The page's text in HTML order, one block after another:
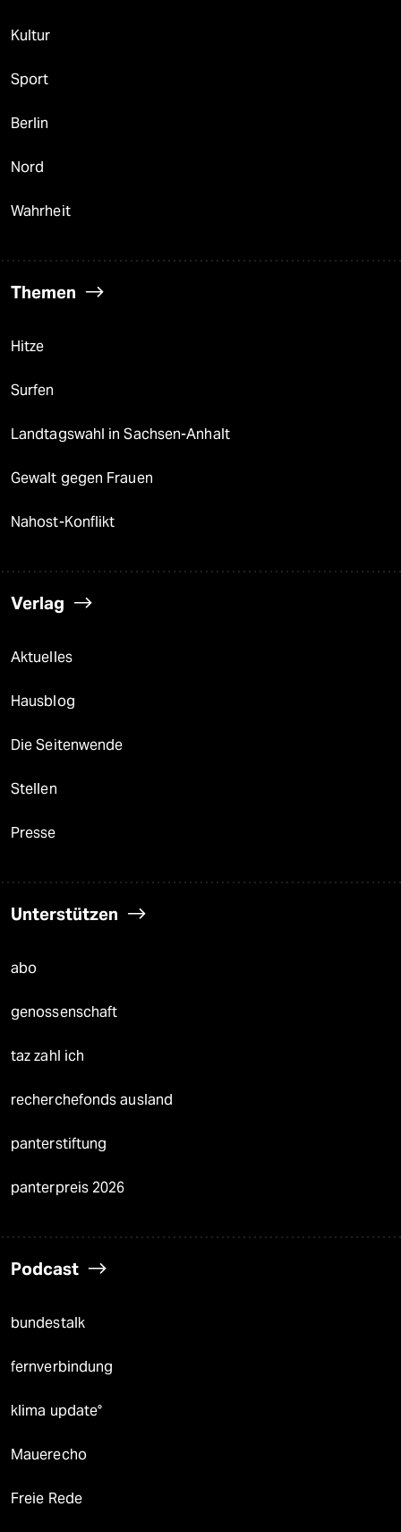
Kultur
Sport
Berlin
Nord
Wahrheit
Themen
Hitze
Surfen
Landtagswahl in Sachsen-Anhalt
Gewalt gegen Frauen
Nahost-Konflikt
Verlag
Aktuelles
Hausblog
Die Seitenwende
Stellen
Presse
Unterstützen
abo
genossenschaft
taz zahl ich
recherchefonds ausland
panterstiftung
panterpreis 2026
Podcast
bundestalk
fernverbindung
klima update°
Mauerecho
Freie Rede